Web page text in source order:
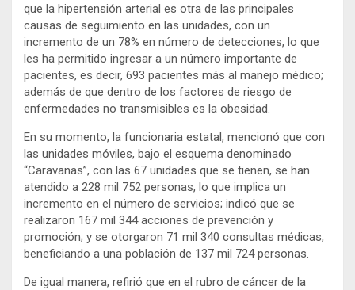
que la hipertensión arterial es otra de las principales
causas de seguimiento en las unidades, con un
incremento de un 78% en número de detecciones, lo que
les ha permitido ingresar a un número importante de
pacientes, es decir, 693 pacientes más al manejo médico;
además de que dentro de los factores de riesgo de
enfermedades no transmisibles es la obesidad.
En su momento, la funcionaria estatal, mencionó que con
las unidades móviles, bajo el esquema denominado
“Caravanas”, con las 67 unidades que se tienen, se han
atendido a 228 mil 752 personas, lo que implica un
incremento en el número de servicios; indicó que se
realizaron 167 mil 344 acciones de prevención y
promoción; y se otorgaron 71 mil 340 consultas médicas,
beneficiando a una población de 137 mil 724 personas.
De igual manera, refirió que en el rubro de cáncer de la